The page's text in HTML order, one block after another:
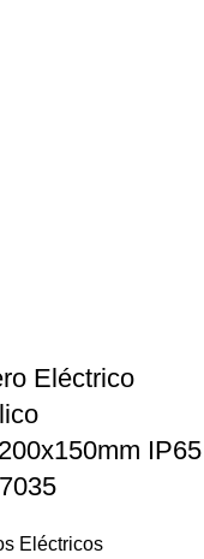
Eléctrico
IP65
Eléctricos